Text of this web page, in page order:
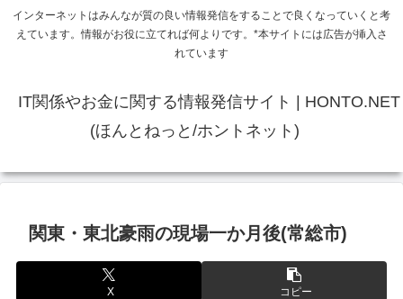
インターネットはみんなが質の良い情報発信をすることで良くなっていくと考
えています。情報がお役に立てれば何よりです。*本サイトには広告が挿入さ
れています
IT関係やお金に関する情報発信サイト | HONTO.NET
(ほんとねっと/ホントネット)
関東・東北豪雨の現場一か月後(常総市)
X コピー